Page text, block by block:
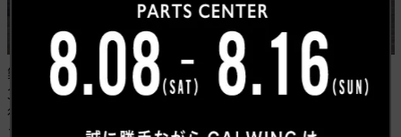
製造は「スカイライン史上最強の400R」に搭載される
3.6LV6ツインターボエンジンを製造する”いわき工場”で
行われており、まさに精密さと耐久性を兼ね備えたトッ
プレベルのエンジンと言えます。